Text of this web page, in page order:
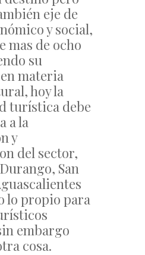
eje de
y social,
mas de ocho
su
materia
hoy la
turística debe
a la
y
del sector,
San
lo propio para
embargo
cosa.